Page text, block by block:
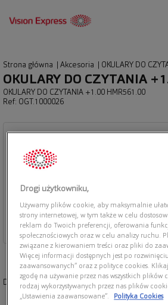
Strona główna Akcesoria OKULARY DO
OKULARY DO CZYTANIA
OKULARY DO CZYTANIA +1.00 HMR561.00
Ref: OGT.1000026
Dostępne kolory:
Drogi użytkowniku,
Używamy plików cookie, aby maksymalnie
strony internetowej, w tym także w celu
reklam do Twoich preferencji, oferowania
społecznościowych oraz w celu analizy ruchu.
związane z kierowaniem treści oraz pliki do
Więcej informacji dostępnych jest po rozwinięciu
zaawansowanych” oraz z polityce cookies.
zgodę na używanie przez nas wszystkich plików
rodzaj wykorzystywanych przez nas plików
„Ustawienia zaawansowane”.
Polityka Cookies